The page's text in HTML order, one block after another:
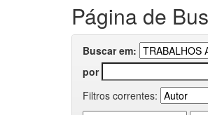
Página de
Buscar em:
por
Filtros correntes: